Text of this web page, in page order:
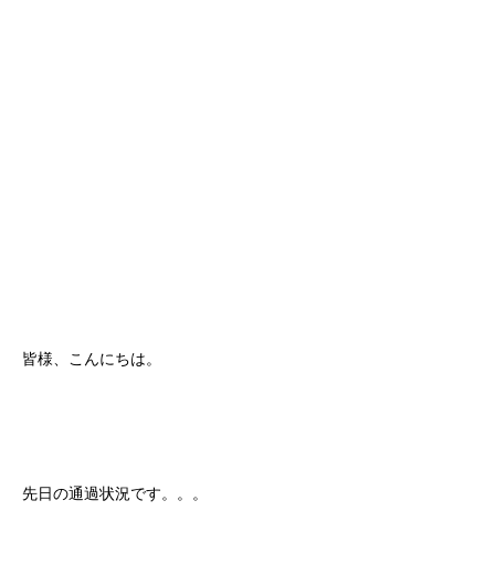
皆様、こんにちは。
先日の通過状況です。。。